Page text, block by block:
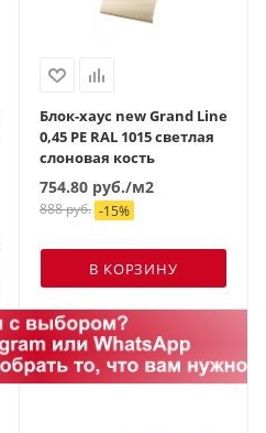
Блок-хаус new Grand Line
0,45 PE RAL 1015 светлая
слоновая кость
754.80 руб./м2
888руб. -15%
В КОРЗИНУ